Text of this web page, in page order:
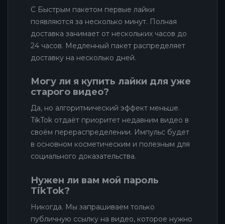
С Быстрым пакетом первые лайки
появляются за несколько минут. Полная
доставка занимает от нескольких часов до
24 часов. Медленный пакет распределяет
доставку на несколько дней.
Могу ли я купить лайки для уже
старого видео?
Да, но алгоритмический эффект меньше.
TikTok отдаёт приоритет недавним видео в
своём перераспределении. Импульс будет
в основном косметическим и полезным для
социального доказательства.
Нужен ли вам мой пароль
TikTok?
Никогда. Мы запрашиваем только
публичную ссылку на видео, которое нужно